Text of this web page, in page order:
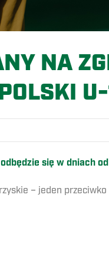
NA
się w dniach
– jeden